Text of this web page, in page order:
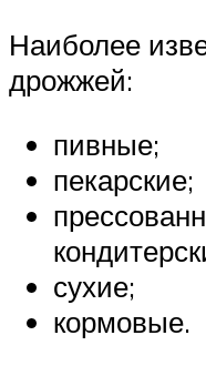
Наиболее
дрожжей:
пивные;
пекарские;
сухие;
кормовые.